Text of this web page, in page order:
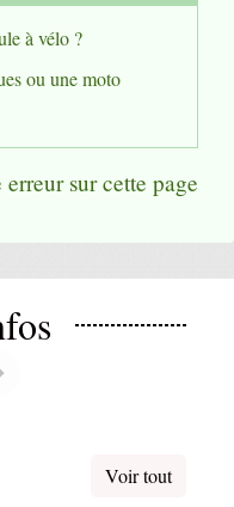
à vélo ?
ou une moto
sur cette page
Voir tout